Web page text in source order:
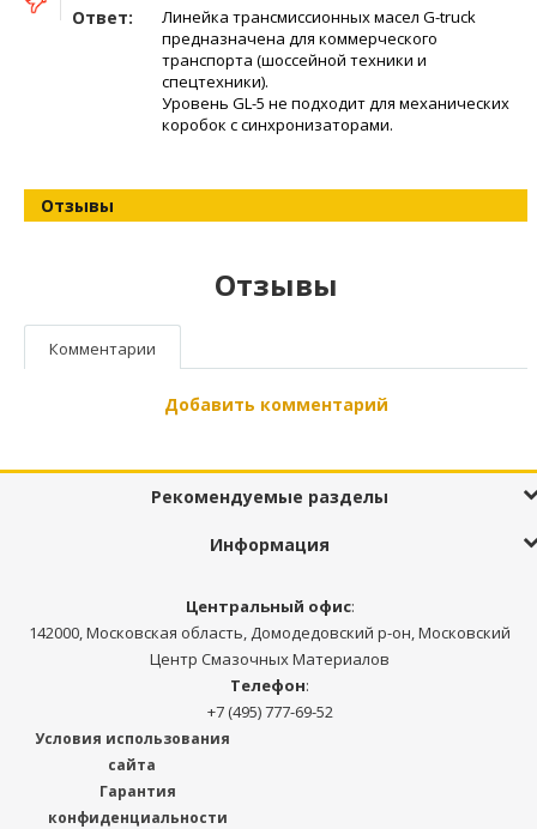
Ответ:
Линейка трансмиссионных масел G-truck
предназначена для коммерческого
транспорта (шоссейной техники и
спецтехники).
Уровень GL-5 не подходит для механических
коробок с синхронизаторами.
Отзывы
Отзывы
Комментарии
Добавить комментарий
Рекомендуемые разделы
Информация
Центральный офис:
142000, Московская область, Домодедовский р-он, Московский
Центр Смазочных Материалов
Телефон:
+7 (495) 777-69-52
Условия использования
сайта
Гарантия
конфиденциальности